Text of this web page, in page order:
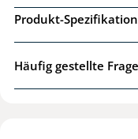
Produkt-
Häufig gestellte
Ich möchte
Produkt
Weiter